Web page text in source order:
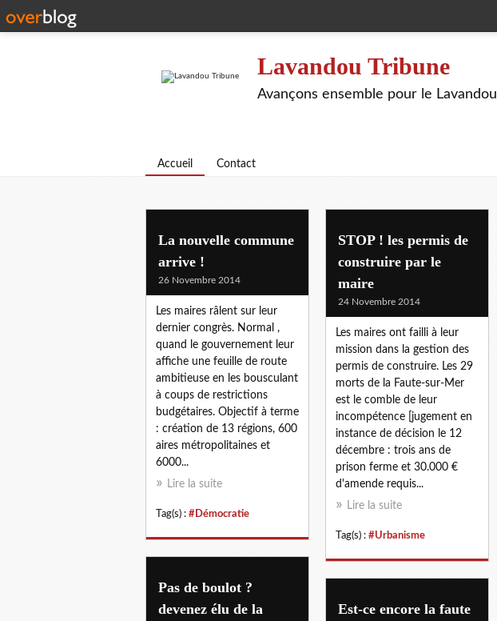
Lavandou Tribune
Avançons ensemble pour le Lavandou
Accueil Contact
La nouvelle commune
arrive !
26 Novembre 2014
Les maires râlent sur leur
dernier congrès. Normal ,
quand le gouvernement leur
affiche une feuille de route
ambitieuse en les bousculant
à coups de restrictions
budgétaires. Objectif à terme
: création de 13 régions, 600
aires métropolitaines et
6000...
Lire la suite
Tag(s) : #Démocratie
STOP ! les permis de
construire par le
maire
24 Novembre 2014
Les maires ont failli à leur
mission dans la gestion des
permis de construire. Les 29
morts de la Faute-sur-Mer
est le comble de leur
incompétence [jugement en
instance de décision le 12
décembre : trois ans de
prison ferme et 30.000 €
d'amende requis...
Lire la suite
Tag(s) : #Urbanisme
Pas de boulot ?
devenez élu de la
Est-ce encore la faute